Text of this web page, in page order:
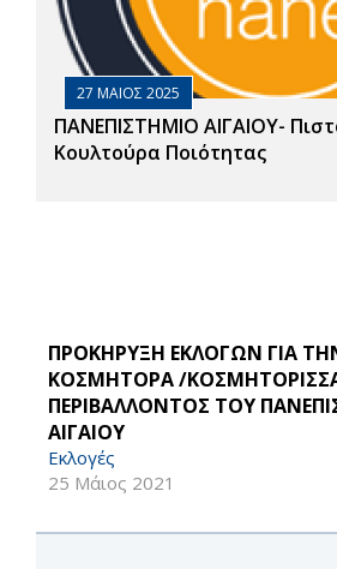
27 ΜΑΙΟΣ 2025
ΠΑΝΕΠΙΣΤΗΜΙΟ ΑΙΓΑΙΟΥ-
Κουλτούρα Ποιότητας
ΠΡΟΚΗΡΥΞΗ ΕΚΛΟΓΩΝ ΓΙΑ
ΚΟΣΜΗΤΟΡΑ /
ΠΕΡΙΒΑΛΛΟΝΤΟΣ ΤΟΥ
ΑΙΓΑΙΟΥ
Εκλογές
25 Μάιος 2021